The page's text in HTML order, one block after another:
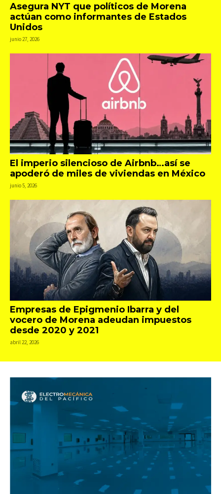
Asegura NYT que políticos de Morena
actúan como informantes de Estados
Unidos
junio 27, 2026
El imperio silencioso de Airbnb…así se
apoderó de miles de viviendas en México
junio 5, 2026
Empresas de Epigmenio Ibarra y del
vocero de Morena adeudan impuestos
desde 2020 y 2021
abril 22, 2026